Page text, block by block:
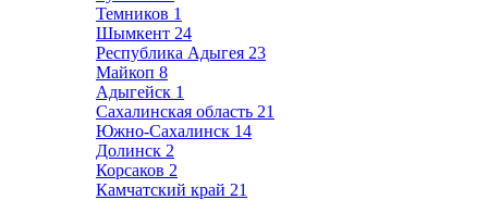
Темников 1
Шымкент 24
Республика Адыгея 23
Майкоп 8
Адыгейск 1
Сахалинская область 21
Южно-Сахалинск 14
Долинск 2
Корсаков 2
Камчатский край 21